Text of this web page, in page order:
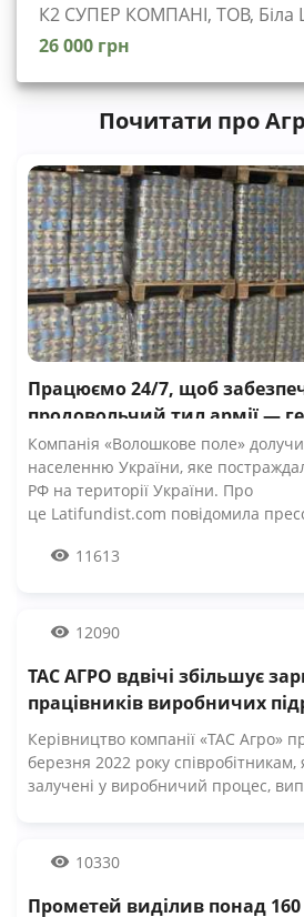
К2 СУПЕР КОМПАНІ, ТОВ, Біла
26 000 грн
Почитати про
Працюємо 24/7, щоб
продовольчий тил армії — гендиректор
компанії Волошкове поле
Компанія «Волошкове поле»
населенню України, яке
РФ на території України. Про
це Latifundist.com повідомила
Вже шосту добу наші Збройні
армії», — зазначив Андрій
Компанія «Волошкове поле» вже
молока для забезпечення біженців
можливість безкоштовно
молоко з бочки за адресами,
сторінці компанії у Facebook.
непроста, але за допомогою ЗСУ
11613
12090
ТАС АГРО вдвічі збільшує
працівників виробничих
Керівництво компанії «ТАС Агро»
березня 2022 року співробітникам,
залучені у виробничий процес,
цінуємо мужність і професіоналізм
Враховуючи виклики та
наші люди, ми прийняли рішення
10330
Прометей виділив понад 160